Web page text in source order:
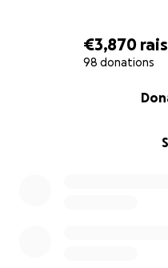
€3,870
98 donations